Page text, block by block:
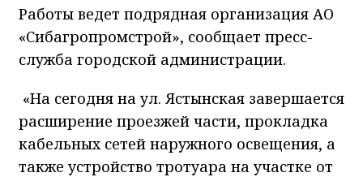
Работы ведет подрядная организация АО
«Сибагропромстрой», сообщает пресс-
служба городской администрации.
«На сегодня на ул. Ястынская завершается
расширение проезжей части, прокладка
кабельных сетей наружного освещения, а
также устройство тротуара на участке от